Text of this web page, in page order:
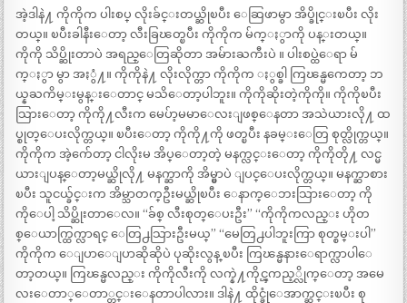
အဲ့ဒါနဲ႔ ကိုကိုက ပါးစပ္ လိုးခ်င္းတယ္ဆိုၿပီး ေဆြဖာမွာ အိပ္ခိုင္းၿပီး လိုး
တယ္။ ၿပီးခါနီးေတာ့ လီးခြၽတ္ၿပီး ကိုကိုက မ်က္ႏွာကို ပန္းတယ္။
ကိုကို သိပ္ဆိုးတာပဲ အရည္ေတြဆိုတာ အမ်ားႀကီးပဲ ။ ပါးစပ္ထဲေရာ မ်
က္ႏွာ မွာ အႏွံ႔။ ကိုကိုနဲ႔ လိုးလိုက္တာ ကိုကိုက ႏွစ္ခါ ကြၽန္မကေတာ့ ဘ
ယ္နႀကိမ္းမွန္းေတာင္ မသိေတာ့ပါဘူး။ ကိုကိုဆိုးတဲ့ကိုကို။ ကိုကိုၿပီး
သြားေတာ့ ကိုကို႔လီးက မေပ်ာ့မမာေလးျဖစ္ေနတာ အသဲယားလို႔ ထ
ပ္စုတ္ေပးလိုက္တယ္။ ၿပီးေတာ့ ကိုကို႔ကို ဖတ္ၿပီး နခမ္းေတြ စုတ္လိုက္တယ္။
ကိုကိုက အဲ့က်ေတာ့ ငါလိုးမ အိပ္ေတာ့တဲ့ မနက္လင္းေတာ့ ကိုကိုတို႔ လင္မ
ယားျပန္ေတာ့မယ္ဆိုလို႔ မနက္ဆာကို အိမ္မွာပဲ ျပင္ေပးလိုက္တယ္။ မနက္ဆာစား
ၿပီး သူငယ္ခ်င္းက အိမ္သာတက္ဦးမယ္ဆိုၿပီး ေနာက္ေဘးသြားေတာ့ ကို
ကိုေပါ့ သိပ္ဆိုးတာေလ။ “ခ်စ္ လီးစုတ္ေပးဦး” “ကိုကိုကလည္း ဟိုတ
စ္ေယာက္ထြက္လာရင္ ေတြ႕သြားဦးမယ္” “မေတြ႕ပါဘူးကြာ စုတ္စမ္းပါ’’
ကိုကိုက ေျပာေျပာဆိုဆိုပဲ ပုဆိုးလွန္ ၿပီး ကြၽန္မနားေရာက္လာပါေ
တာ့တယ္။ ကြၽန္မလည္း ကိုကိုလီးကို လက္နဲ႔ကိုင္ၾကည့္လိုက္ေတာ့ အမေ
လးေတာ္ေတာ္တင္းေနတာပါလား။ ဒါနဲ႔ ထိုင္ခုံေအာက္ဆင္းၿပီး စု